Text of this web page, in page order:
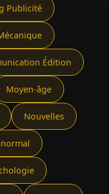
Publicité
Édition
Moyen-âge
Nouvelles